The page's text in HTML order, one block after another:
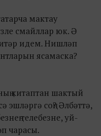
мактау
смайллар юк. Ә
идем. Нишләп
ясамаска?
китаптан шактый
эшләргә соң? Әлбәттә,
телебезне, уй-
чарасы.